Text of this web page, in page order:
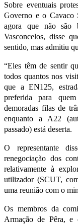
Sobre eventuais
Governo e o Cavaco
agora que não são
Vasconcelos, disse
sentido, mas admitiu
“Eles têm de sentir
todos quantos nos
que a EN125,
preferida para
demoradas filas de
enquanto a A22
passado) está deserta.
O representante
renegociação dos
relativamente à
utilizador (SCUT,
uma reunião com o
Os membros da
Armação de Pêra, e